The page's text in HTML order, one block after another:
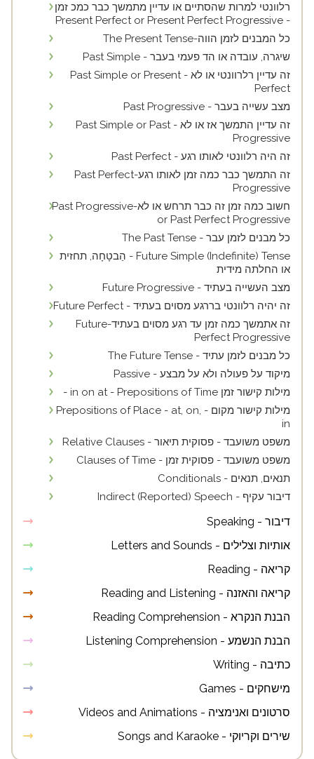
רלוונטי למרות שהסתיים או עדיין מתמשך כבר כמכ זמן
- Present Perfect or Present Perfect Progressive
כל המבנים לזמן הווה-The Present Tense
שיגרה, עובדה או הד פעמי בעבר - Past Simple
זה עדיין רלרוונטי או לא - Past Simple or Present
Perfect
מצב עשייה בעבר - Past Progressive
זה עדיין התמשך אז או לא - Past Simple or Past
Progressive
זה היה רלוונטי לאותו רגע - Past Perfect
זה התמשך כבר כמה זמן לאותו רגע-Past Perfect
Progressive
חשוב כמה זמן זה כבר תרחש או לא-Past Progressive
or Past Perfect Progressive
כל מבנים לזמן עבר - The Past Tense
Future Simple (Indefinite) Tense - הַבטָחָה, תחזית
או החלתה מידית
מצב העשייה בעתיד - Future Progressive
זה יהיה רלוונטי בררגע מסוים בעתיד - Future Perfect
זה אתמשך כמה זמן עד רגע מסוים בעתיד-Future
Perfect Progressive
כל מבנים לזמן עתיד - The Future Tense
מיקוד על פעולה ולא על מבצע - Passive
מילות קישור זמן in on at - Prepositions of Time -
מילות קישור מקום - Prepositions of Place - at, on,
in
משפט משועבד - פסוקית תיאור - Relative Clauses
משפט משועבד - פסוקית זמן - Clauses of Time
תנאים, תנאים - Conditionals
דיבור עקיף - Indirect (Reported) Speech
דיבור - Speaking
אותיות וצלילים - Letters and Sounds
קריאה - Reading
קריאה והאזנה - Reading and Listening
הבנת הנקרא - Reading Comprehension
הבנת הנשמע - Listening Comprehension
כתיבה - Writing
מישחקים - Games
סרטונים ואנימציה - Videos and Animations
שירים וקריוקי - Songs and Karaoke